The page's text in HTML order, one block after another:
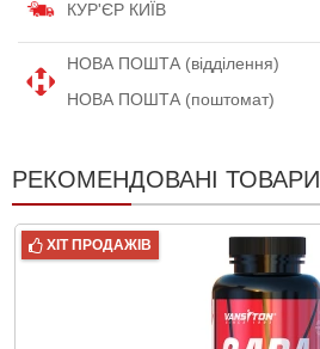
КУР'ЄР КИЇВ
НОВА ПОШТА (відділення)
НОВА ПОШТА (поштомат)
РЕКОМЕНДОВАНІ ТОВАРИ
ХІТ ПРОДАЖІВ